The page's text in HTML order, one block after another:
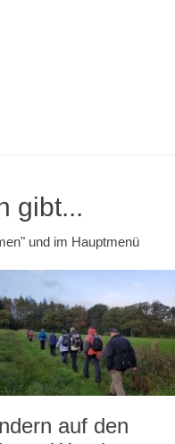
gibt...
und im Hauptmenü
auf den